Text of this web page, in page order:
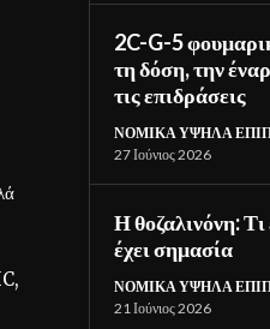
2C-G-5
τη δόση, την
τις επιδράσεις
ΝΟΜΙΚΆ ΥΨΗΛΆ
27 Ιούνιος 2026
Η θοζαλινόνη: Τι
έχει σημασία
ΝΟΜΙΚΆ ΥΨΗΛΆ
21 Ιούνιος 2026